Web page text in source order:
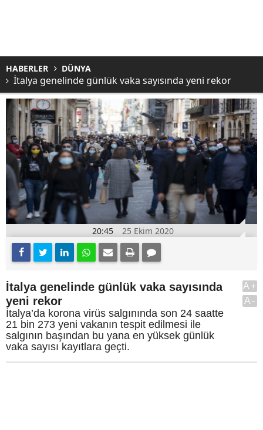
HABERLER DÜNYA
İtalya genelinde günlük vaka sayısında yeni rekor
20:45 25 Ekim 2020
İtalya genelinde günlük vaka sayısında
yeni rekor
İtalya’da korona virüs salgınında son 24 saatte
21 bin 273 yeni vakanın tespit edilmesi ile
salgının başından bu yana en yüksek günlük
vaka sayısı kayıtlara geçti.
A+
A-